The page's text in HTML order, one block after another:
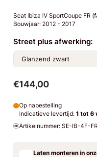
Seat Ibiza IV SportCoupe FR
Bouwjaar: 2012 - 2017
Street plus afwerking:
€144,00
Op nabestelling
Indicatieve levertijd: 1 tot 6
Artikelnummer: SE-IB-4F-
Laten monteren in